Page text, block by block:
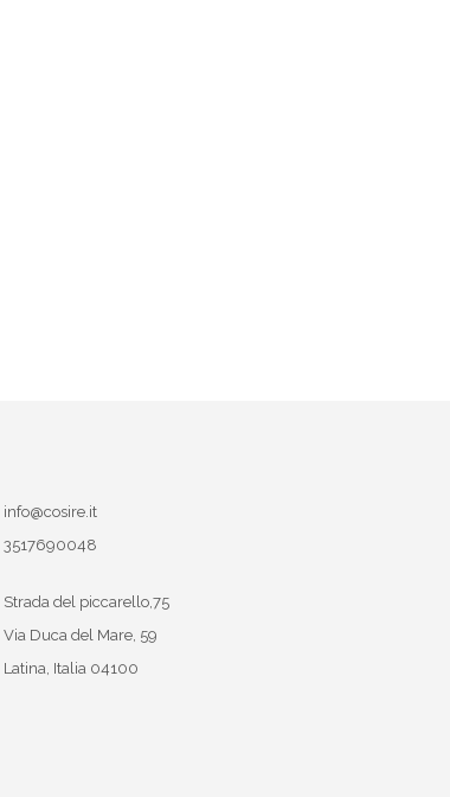
info@cosire.it
3517690048
Strada del piccarello,75
Via Duca del Mare, 59
Latina, Italia 04100